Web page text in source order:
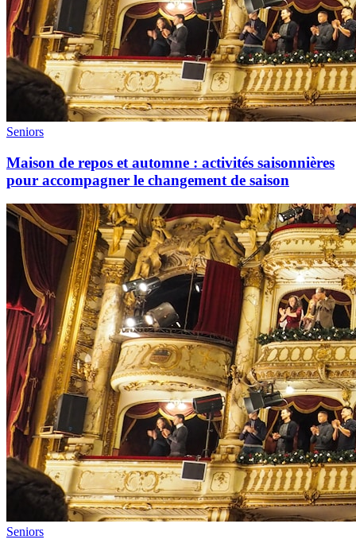
Seniors
Maison de repos et automne : activités saisonnières
pour accompagner le changement de saison
Seniors